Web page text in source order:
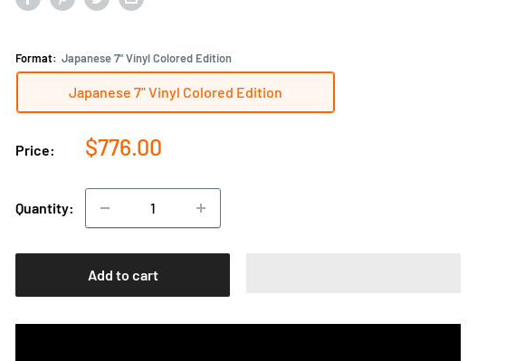
Format: Japanese 7" Vinyl Colored Edition
Japanese 7" Vinyl Colored Edition
Price:
Sale
$776.00
Quantity:
Add to cart